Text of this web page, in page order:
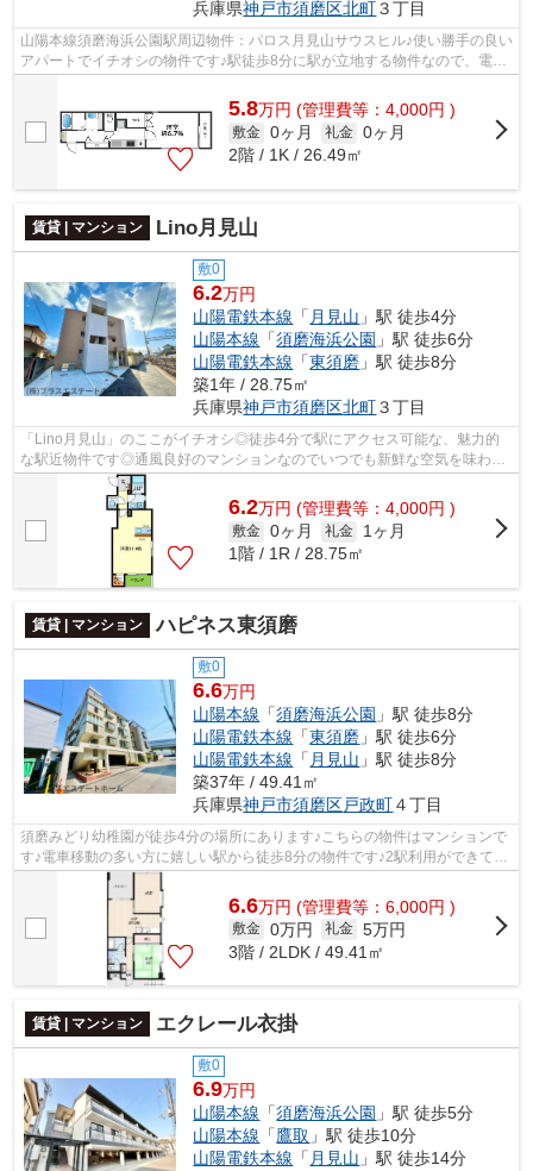
兵庫県神戸市須磨区北町３丁目
山陽本線須磨海浜公園駅周辺物件：パロス月見山サウスヒル♪使い勝手の良い
アパートでイチオシの物件です♪駅徒歩8分に駅が立地する物件なので、電車
を多く利用する方にとって便利です♪...
5.8万円 (管理費等：4,000円 )
敷金 0ヶ月 礼金 0ヶ月
2階 / 1K / 26.49㎡
賃貸 | マンション Lino月見山
敷0
6.2万円
山陽電鉄本線 「 月見山 」駅 徒歩4分
山陽本線 「須磨海浜公園 」駅 徒歩6分
山陽電鉄本線 「東須磨 」駅 徒歩8分
築1年 / 28.75㎡
兵庫県神戸市須磨区北町３丁目
「Lino月見山」のここがイチオシ◎徒歩4分で駅にアクセス可能な、魅力的
な駅近物件です◎通風良好のマンションなのでいつでも新鮮な空気を味わえ
ます◎充実の設備と綺麗な室内を兼ね備え...
6.2万円 (管理費等：4,000円 )
敷金 0ヶ月 礼金
1ヶ月
1階 / 1R / 28.75㎡
賃貸 | マンション ハピネス東須磨
敷0
6.6万円
山陽本線 「須磨海浜公園 」駅 徒歩8分
山陽電鉄本線 「東須磨 」駅 徒歩6分
山陽電鉄本線 「 月見山 」駅 徒歩8分
築37年 / 49.41㎡
兵庫県神戸市須磨区戸政町４丁目
須磨みどり幼稚園が徒歩4分の場所にあります♪こちらの物件はマンションで
す♪電車移動の多い方に嬉しい駅から徒歩8分の物件です♪2駅利用ができて、
電車での移動に役立つ物件です♪できる...
6.6万円 (管理費等：6,000円 )
敷金 0万円 礼金 5万円
3階 / 2LDK / 49.41㎡
賃貸 | マンション エクレール衣掛
敷0
6.9万円
山陽本線 「須磨海浜公園 」駅 徒歩5分
山陽本線 「鷹取 」駅 徒歩10分
山陽電鉄本線 「 月見山 」駅 徒歩14分